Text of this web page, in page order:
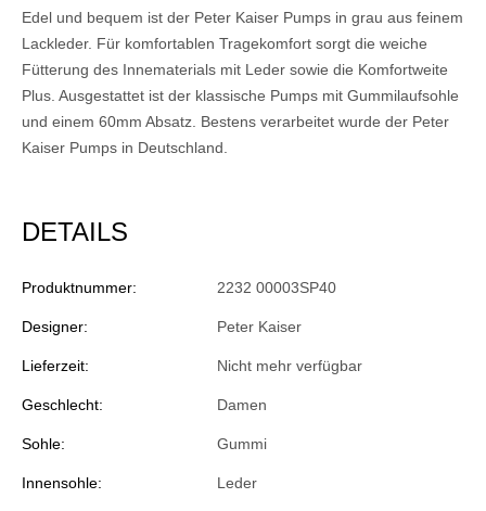
Edel und bequem ist der Peter Kaiser Pumps in grau aus feinem
Lackleder. Für komfortablen Tragekomfort sorgt die weiche
Fütterung des Innematerials mit Leder sowie die Komfortweite
Plus. Ausgestattet ist der klassische Pumps mit Gummilaufsohle
und einem 60mm Absatz. Bestens verarbeitet wurde der Peter
Kaiser Pumps in Deutschland.
DETAILS
Produktnummer: 2232 00003SP40
Designer: Peter Kaiser
Lieferzeit: Nicht mehr verfügbar
Geschlecht: Damen
Sohle: Gummi
Innensohle: Leder